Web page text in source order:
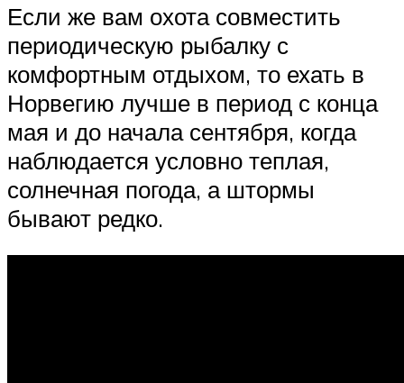
Если же вам охота совместить
периодическую рыбалку с
комфортным отдыхом, то ехать в
Норвегию лучше в период с конца
мая и до начала сентября, когда
наблюдается условно теплая,
солнечная погода, а штормы
бывают редко.